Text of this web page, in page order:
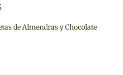
de Almendras y Chocolate